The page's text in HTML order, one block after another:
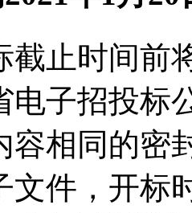
截止时间前
电子招投
容相同的密
文件，开标